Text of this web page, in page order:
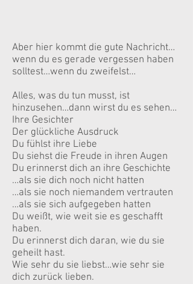
Aber hier kommt die gute Nachricht…
wenn du es gerade vergessen haben
solltest…wenn du zweifelst…
Alles, was du tun musst, ist
hinzusehen…dann wirst du es sehen…
Ihre Gesichter
Der glückliche Ausdruck
Du fühlst ihre Liebe
Du siehst die Freude in ihren Augen
Du erinnerst dich an ihre Geschichte
…als sie dich noch nicht hatten
…als sie noch niemandem vertrauten
…als sie sich aufgegeben hatten
Du weißt, wie weit sie es geschafft
haben.
Du erinnerst dich daran, wie du sie
geheilt hast.
Wie sehr du sie liebst…wie sehr sie
dich zurück lieben.